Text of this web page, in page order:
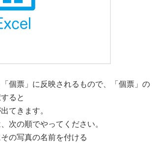
「個票」に反映されるもので、「個票」の
ると
てきます。
次の順でやってください。
の写真の名前を付ける